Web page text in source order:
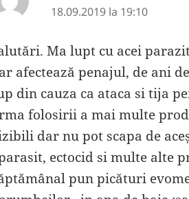
18.09.2019 la 19:10
Ma lupt cu acei
afectează penajul, de ani
din cauza ca ataca si tija
folosirii a mai multe
dar nu pot scapa de
ectocid si multe alte
pun picături